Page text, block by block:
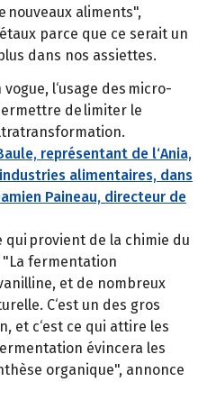
nouveaux aliments",
parce que ce serait un
dans nos assiettes.
l‘usage des micro-
de limiter le
représentant de l‘Ania,
alimentaires, dans
Paineau, directeur de
qui provient de la chimie du
fermentation
et de nombreux
C‘est un des gros
et c‘est ce qui attire les
évincera les
organique", annonce